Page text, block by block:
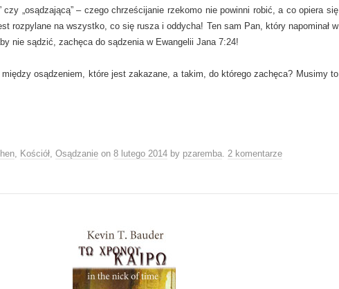
czy „osądzającą” – czego chrześcijanie rzekomo nie powinni robić, a co opiera się
rozpylane na wszystko, co się rusza i oddycha! Ten sam Pan, który napominał w
nie sądzić, zachęca do sądzenia w Ewangelii Jana 7:24!
osądzeniem, które jest zakazane, a takim, do którego zachęca? Musimy to
, Kościół, Osądzanie on 8 lutego 2014 by pzaremba. 2 komentarze